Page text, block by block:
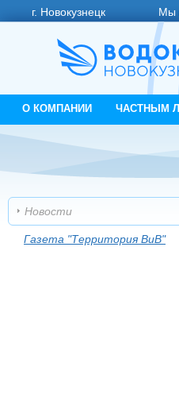
г. Новокузнецк Мы
О КОМПАНИИ ЧАСТНЫМ
Новости
Газета "Территория ВиВ"